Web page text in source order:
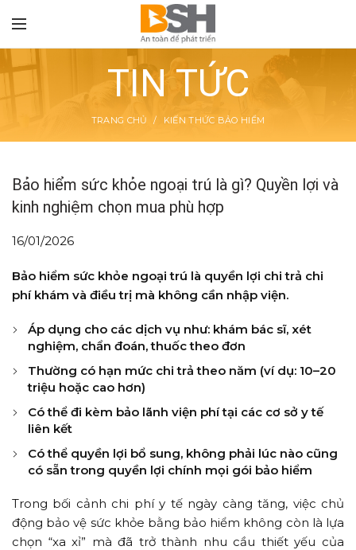
TIN TỨC
TRANG CHỦ KIẾN THỨC BẢO HIỂM
Bảo hiểm sức khỏe ngoại trú là gì? Quyền lợi và
kinh nghiệm chọn mua phù hợp
16/01/2026
Bảo hiểm sức khỏe ngoại trú là quyền lợi chi trả chi
phí khám và điều trị mà không cần nhập viện.
Áp dụng cho các dịch vụ như: khám bác sĩ, xét
nghiệm, chẩn đoán, thuốc theo đơn
Thường có hạn mức chi trả theo năm (ví dụ: 10–20
triệu hoặc cao hơn)
Có thể đi kèm bảo lãnh viện phí tại các cơ sở y tế
liên kết
Có thể quyền lợi bổ sung, không phải lúc nào cũng
có sẵn trong quyền lợi chính mọi gói bảo hiểm
Trong bối cảnh chi phí y tế ngày càng tăng, việc chủ
động bảo vệ sức khỏe bằng bảo hiểm không còn là lựa
chọn “xa xỉ” mà đã trở thành nhu cầu thiết yếu của